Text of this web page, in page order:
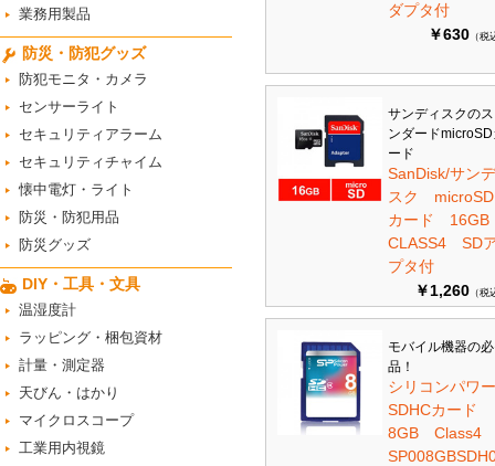
業務用製品
防災・防犯グッズ
防犯モニタ・カメラ
センサーライト
セキュリティアラーム
セキュリティチャイム
懐中電灯・ライト
防災・防犯用品
防災グッズ
DIY・工具・文具
温湿度計
ラッピング・梱包資材
計量・測定器
天びん・はかり
マイクロスコープ
工業用内視鏡
ダプタ付
￥630 （税
サンディスクの
ンダード
ード
SanDisk/サン
スク
カード
CLASS4 SD
プタ付
￥1,260 （税
モバイル機器の
品！
シリコンパ
SDHCカード
8GB